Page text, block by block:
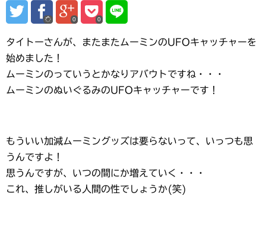
0 0
タイトーさんが、またまたムーミンのUFOキャッチャーを
始めました！
ムーミンのっていうとかなりアバウトですね・・・
ムーミンのぬいぐるみのUFOキャッチャーです！
もういい加減ムーミングッズは要らないって、いっつも思
うんですよ！
思うんですが、いつの間にか増えていく・・・
これ、推しがいる人間の性でしょうか(笑)